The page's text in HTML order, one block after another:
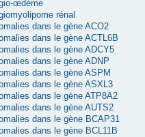
œdème
rénal
dans le gène ACO2
dans le gène ACTL6B
dans le gène ADCY5
dans le gène ADNP
dans le gène ASPM
dans le gène ASXL3
dans le gène ATP8A2
dans le gène AUTS2
dans le gène BCAP31
dans le gène BCL11B